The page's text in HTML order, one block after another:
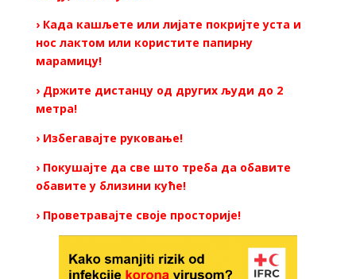
› Када кашљете или лијате покријте уста и
нос лактом или користите папирну
марамицу!
› Држите дистанцу од других људи до 2
метра!
› Избегавајте руковање!
› Покушајте да све што треба да обавите
обавите у близини куће!
› Проветравајте своје просторије!